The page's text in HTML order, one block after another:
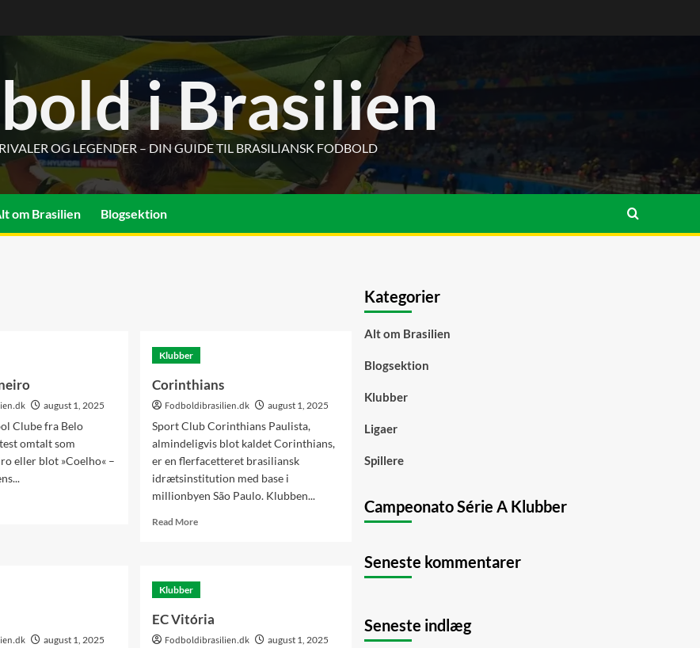
i Brasilien
OG LEGENDER – DIN GUIDE TIL BRASILIANSK FODBOLD
om Brasilien Blogsektion
august 1, 2025
Clube fra Belo
omtalt som
eller blot »Coelho« –
Klubber
Corinthians
Fodboldibrasilien.dk august 1, 2025
Sport Club Corinthians Paulista,
almindeligvis blot kaldet Corinthians,
er en flerfacetteret brasiliansk
idrætsinstitution med base i
millionbyen São Paulo. Klubben...
Read MoreRead
august 1, 2025
Klubber
EC Vitória
Fodboldibrasilien.dk august 1, 2025
Kategorier
Alt om Brasilien
Blogsektion
Klubber
Ligaer
Spillere
Campeonato Série A Klubber
Seneste kommentarer
Seneste indlæg